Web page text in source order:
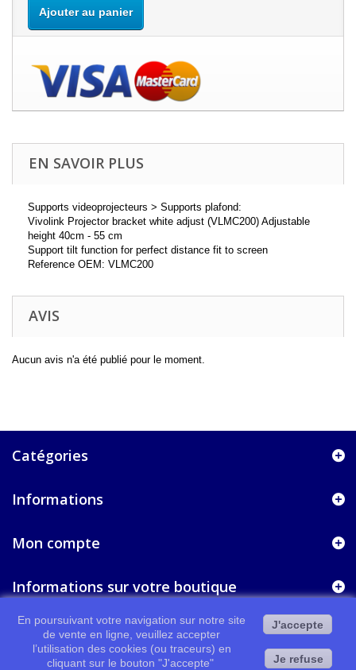
Ajouter au panier
EN SAVOIR PLUS
Supports videoprojecteurs > Supports plafond:
Vivolink Projector bracket white adjust (VLMC200) Adjustable
height 40cm - 55 cm
Support tilt function for perfect distance fit to screen
Reference OEM: VLMC200
AVIS
Aucun avis n'a été publié pour le moment.
Catégories
Informations
Mon compte
Informations sur votre boutique
En poursuivant votre navigation sur notre site
de vente en ligne, veuillez accepter
l’utilisation des cookies (ou traceurs) en
cliquant sur le bouton "J'accepte"
J'accepte
Je refuse